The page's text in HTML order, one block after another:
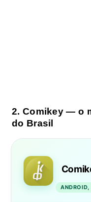
2. Comikey — o
do Brasil
ANDROID,